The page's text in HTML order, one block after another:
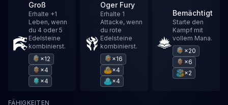
Groß
Erhalte +1
Leben, wenn
du 4 oder 5
Edelsteine
kombinierst.
×12
×4
×4
Oger Fury
Erhalte 1
Attacke, wenn
du rote
Edelsteine
kombinierst.
×16
×4
×4
Bemächtigt
Starte den
Kampf mit
vollem Mana.
×20
×6
×2
FÄHIGKEITEN